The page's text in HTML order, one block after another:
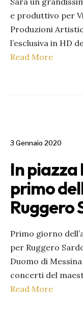
e produttivo per
Produzioni
l’esclusiva in HD
Read More
3 Gennaio 2020
In piazza
primo
Ruggero
Primo giorno
per Ruggero
Duomo di
concerti del
Read More